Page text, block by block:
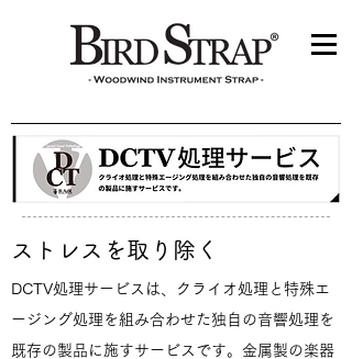
ストレスを取り除く
DCTV処理サービスは、クライオ処理と特殊エ
ージング処理を組み合わせた独自の音響処理を
既存の製品に施すサービスです。金属製の楽器